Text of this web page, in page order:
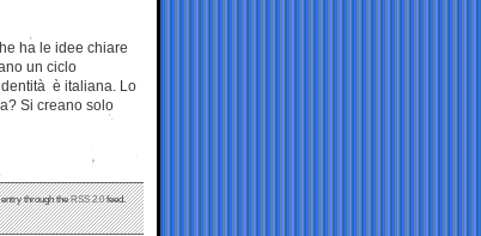
ha le idee chiare
un ciclo
è italiana. Lo
Si creano solo
through theRSS 2.0feed.